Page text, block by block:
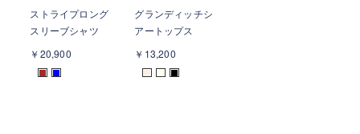
ストライプロング
スリーブシャツ
￥20,900
■ ■
グランディッチシ
アートップス
￥13,200
■ ■